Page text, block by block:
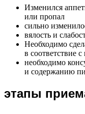
Изменился
или пропал
сильно
вялость и
Необходимо
в соответствие
необходимо
и содержанию
этапы